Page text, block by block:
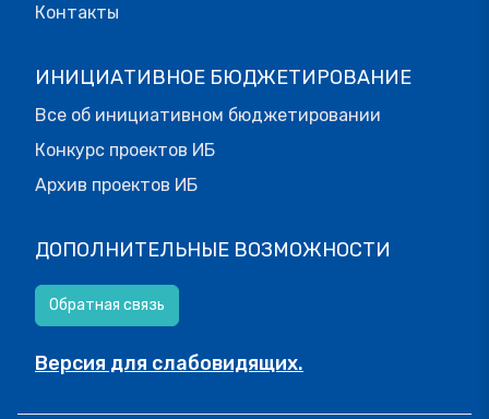
Контакты
ИНИЦИАТИВНОЕ БЮДЖЕТИРОВАНИЕ
Все об инициативном бюджетировании
Конкурс проектов ИБ
Архив проектов ИБ
ДОПОЛНИТЕЛЬНЫЕ ВОЗМОЖНОСТИ
Обратная связь
Версия для слабовидящих.